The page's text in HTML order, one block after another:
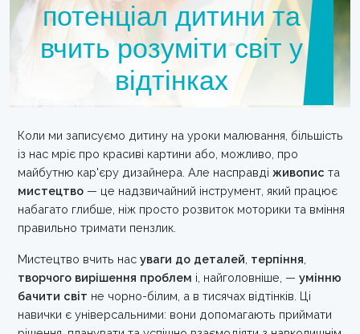
потенціал дитини та
вчить розуміти світ у
відтінках
Коли ми записуємо дитину на уроки малювання, більшість
із нас мріє про красиві картини або, можливо, про
майбутню кар'єру дизайнера. Але насправді живопис та
мистецтво — це надзвичайний інструмент, який працює
набагато глибше, ніж просто розвиток моторики та вміння
правильно тримати пензлик.
Мистецтво вчить нас уваги до деталей терпіння
творчого вирішення проблем і, найголовніше, — умінню
бачити світ не чорно-білим, а в тисячах відтінків. Ці
навички є універсальними: вони допомагають приймати